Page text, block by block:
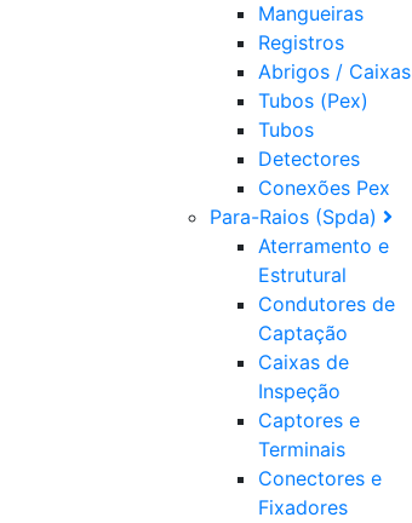
Mangueiras
Registros
Abrigos / Caixas
Tubos (Pex)
Tubos
Detectores
Conexões Pex
Para-Raios (Spda)
Aterramento e
Estrutural
Condutores de
Captação
Caixas de
Inspeção
Captores e
Terminais
Conectores e
Fixadores